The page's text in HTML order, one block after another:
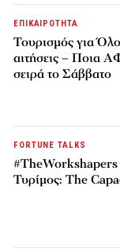
ΕΠΙΚΑΙΡΟΤΗΤΑ
Τουρισμός για
αιτήσεις – Ποια
σειρά το Σάββατο
FORTUNE TALKS
Τυρίμος: The